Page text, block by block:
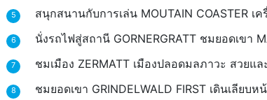
5 สนุกสนานกับการเล่น MOUTAIN COASTER เ
6 นั่งรถไฟสู่สถานี GORNERGRATT ชมยอดเขา
7 ชมเมือง ZERMATT เมืองปลอดมลภาวะ สวยแ
8 ชมยอดเขา GRINDELWALD FIRST เดินเลียบ